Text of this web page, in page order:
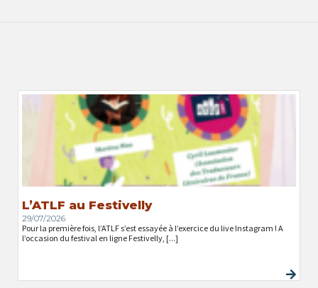
L’ATLF au Festivelly
29/07/2026
Pour la première fois, l’ATLF s’est essayée à l’exercice du live Instagram ! A
l’occasion du festival en ligne Festivelly, [...]